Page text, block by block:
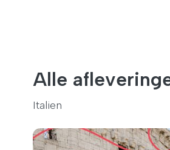
Alle
Italien